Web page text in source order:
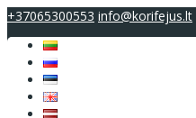
+37065300553 info@korifejus.lt